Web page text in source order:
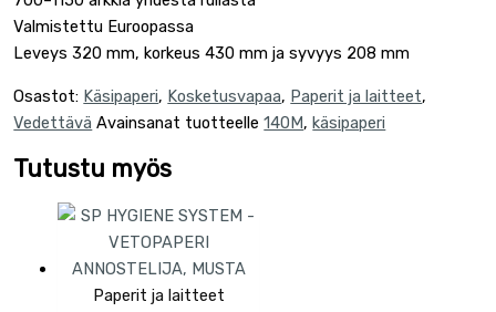
Valmistettu Euroopassa
Leveys 320 mm, korkeus 430 mm ja syvyys 208 mm
Osastot: Käsipaperi, Kosketusvapaa, Paperit ja laitteet,
Vedettävä Avainsanat tuotteelle140M,käsipaperi
Tutustu myös
Paperit ja laitteet